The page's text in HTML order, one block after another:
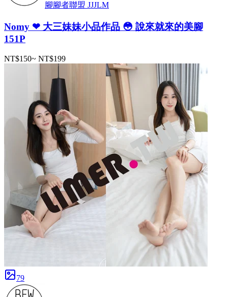
腳腳者聯盟 JJJLM
Nomy ❤ 大三妹妹小品作品 😳 說來就來的美腳
151P
NT$150~ NT$199
79